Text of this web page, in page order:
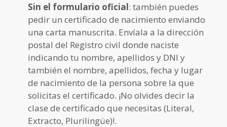
Sin el formulario oficial: también puedes
pedir un certificado de nacimiento enviando
una carta manuscrita. Envíala a la dirección
postal del Registro civil donde naciste
indicando tu nombre, apellidos y DNI y
también el nombre, apellidos, fecha y lugar
de nacimiento de la persona sobre la que
solicitas el certificado. ¡No olvides decir la
clase de certificado que necesitas (Literal,
Extracto, Plurilingüe)!.